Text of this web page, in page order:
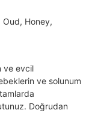
Oud, Honey,
ve evcil
ve solunum
Doğrudan